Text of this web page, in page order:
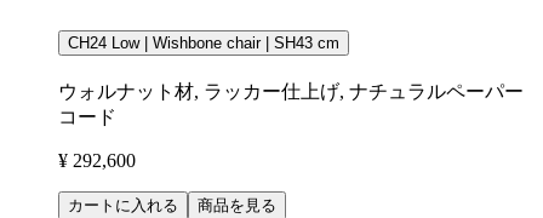
CH24 Low | Wishbone chair | SH43 cm
ウォルナット材, ラッカー仕上げ, ナチュラルペーパー
コード
¥ 292,600
カートに入れる 商品を見る